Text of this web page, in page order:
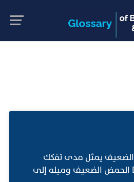
الضعيف يمثل مدى تفكك
Dissociation Constant الحمض الضعيف وميله إلى